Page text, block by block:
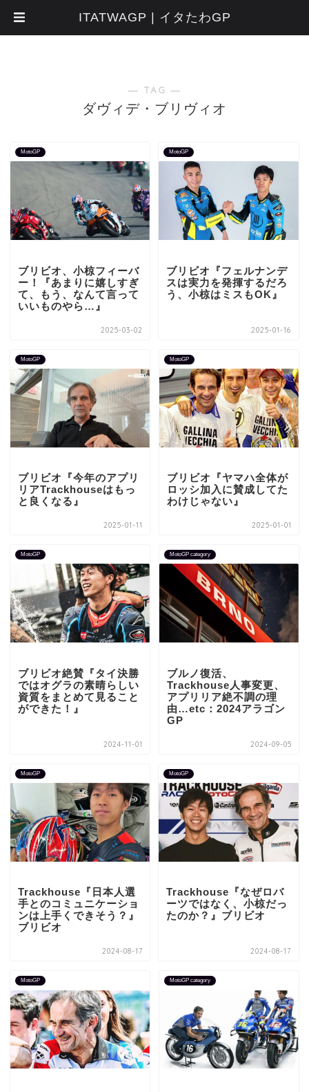
― TAG ―
ダヴィデ・ブリヴィオ
MotoGP
ブリビオ、小椋フィーバ
ー！『あまりに嬉しすぎ
て、もう、なんて言って
いいものやら…』
2025-03-02
MotoGP
ブリビオ『フェルナンデ
スは実力を発揮するだろ
う、小椋はミスもOK』
2025-01-16
MotoGP
ブリビオ『今年のアプリ
リアTrackhouseはもっ
と良くなる』
2025-01-11
MotoGP
ブリビオ『ヤマハ全体が
ロッシ加入に賛成してた
わけじゃない』
2025-01-01
MotoGP
ブリビオ絶賛『タイ決勝
ではオグラの素晴らしい
資質をまとめて見ること
ができた！』
2024-11-01
MotoGP category
ブルノ復活、
Trackhouse人事変更、
アプリリア絶不調の理
由…etc：2024アラゴン
GP
2024-09-05
MotoGP
Trackhouse『日本人選
手とのコミュニケーショ
ンは上手くできそう？』
ブリビオ
2024-08-17
MotoGP
Trackhouse『なぜロバ
ーツではなく、小椋だっ
たのか？』ブリビオ
2024-08-17
MotoGP MotoGP category
ITATWAGP | イタたわGP